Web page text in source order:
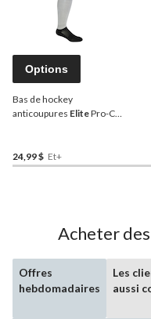
Options
Bas de hockey
anticoupures ElitePro-Cut,
24,99 $ Et+
Acheter
Offres
hebdomadaires
Les
aussi